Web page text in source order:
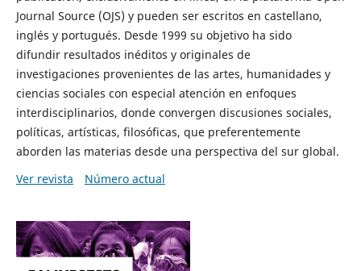
Journal Source (OJS) y pueden ser escritos en castellano,
inglés y portugués. Desde 1999 su objetivo ha sido
difundir resultados inéditos y originales de
investigaciones provenientes de las artes, humanidades y
ciencias sociales con especial atención en enfoques
interdisciplinarios, donde convergen discusiones sociales,
políticas, artísticas, filosóficas, que preferentemente
aborden las materias desde una perspectiva del sur global.
Ver revista
Número actual